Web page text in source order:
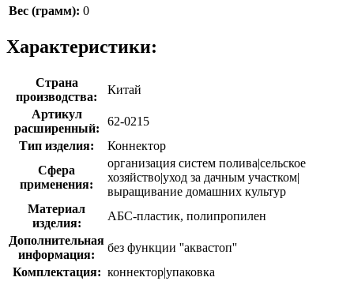
Вес (грамм): 0
Характеристики:
Страна
производства:
Китай
Артикул
расширенный:
62-0215
Тип изделия:
Коннектор
Сфера
применения:
организация систем полива|сельское
хозяйство|уход за дачным участком|
выращивание домашних культур
Материал
изделия:
АБС-пластик, полипропилен
Дополнительная
информация:
без функции ''аквастоп''
Комплектация: коннектор|упаковка